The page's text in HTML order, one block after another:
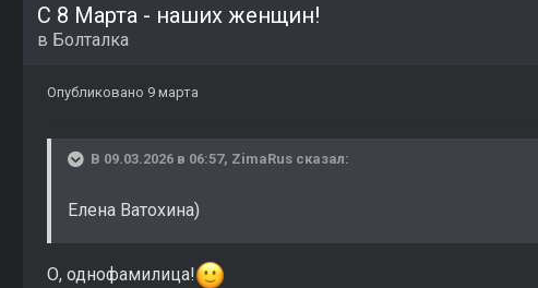
С 8 Марта - наших женщин!
в Болталка
Опубликовано 9 марта
В 09.03.2026 в 06:57, ZimaRus сказал:
Елена Ватохина)
О, однофамилица!